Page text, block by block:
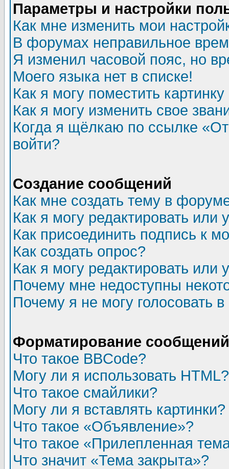
Параметры и настройки
Как мне изменить мои
В форумах неправильное
Я изменил часовой пояс, но
Моего языка нет в списке!
Как я могу поместить
Как я могу изменить свое
Когда я щёлкаю по ссылке
войти?
Создание сообщений
Как мне создать тему в
Как я могу редактировать или
Как присоединить подпись к
Как создать опрос?
Как я могу редактировать или
Почему мне недоступны
Почему я не могу голосовать
Форматирование
Что такое BBCode?
Могу ли я использовать HTML?
Что такое смайлики?
Могу ли я вставлять картинки?
Что такое «Объявление»?
Что такое «Прилепленная
Что значит «Тема закрыта»?